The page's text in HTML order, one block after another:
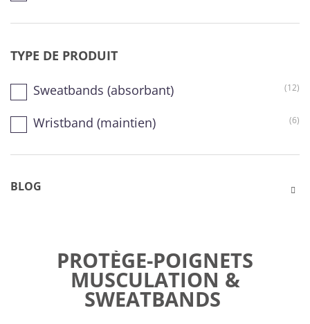
TYPE DE PRODUIT
Sweatbands (absorbant) (12)
Wristband (maintien) (6)
BLOG
PROTÈGE-POIGNETS
MUSCULATION &
SWEATBANDS